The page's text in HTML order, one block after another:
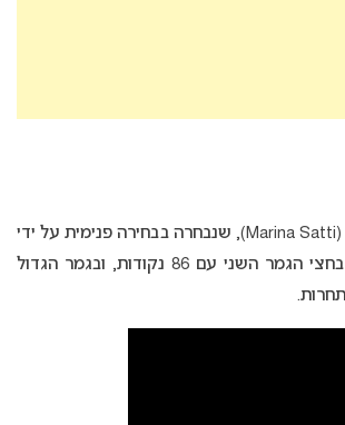
(Marina Satti), שנבחרה בבחירה פנימית על ידי
רשת הטלוויזיה היוונית. יוון העפילה לגמר לאחר שהגיעה למקום החמישי בחצי הגמר השני עם 86 נקודות, ובגמר הגדול